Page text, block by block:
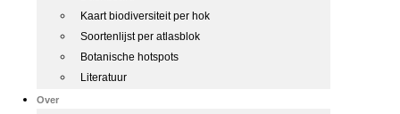
Kaart biodiversiteit per hok
Soortenlijst per atlasblok
Botanische hotspots
Literatuur
Over